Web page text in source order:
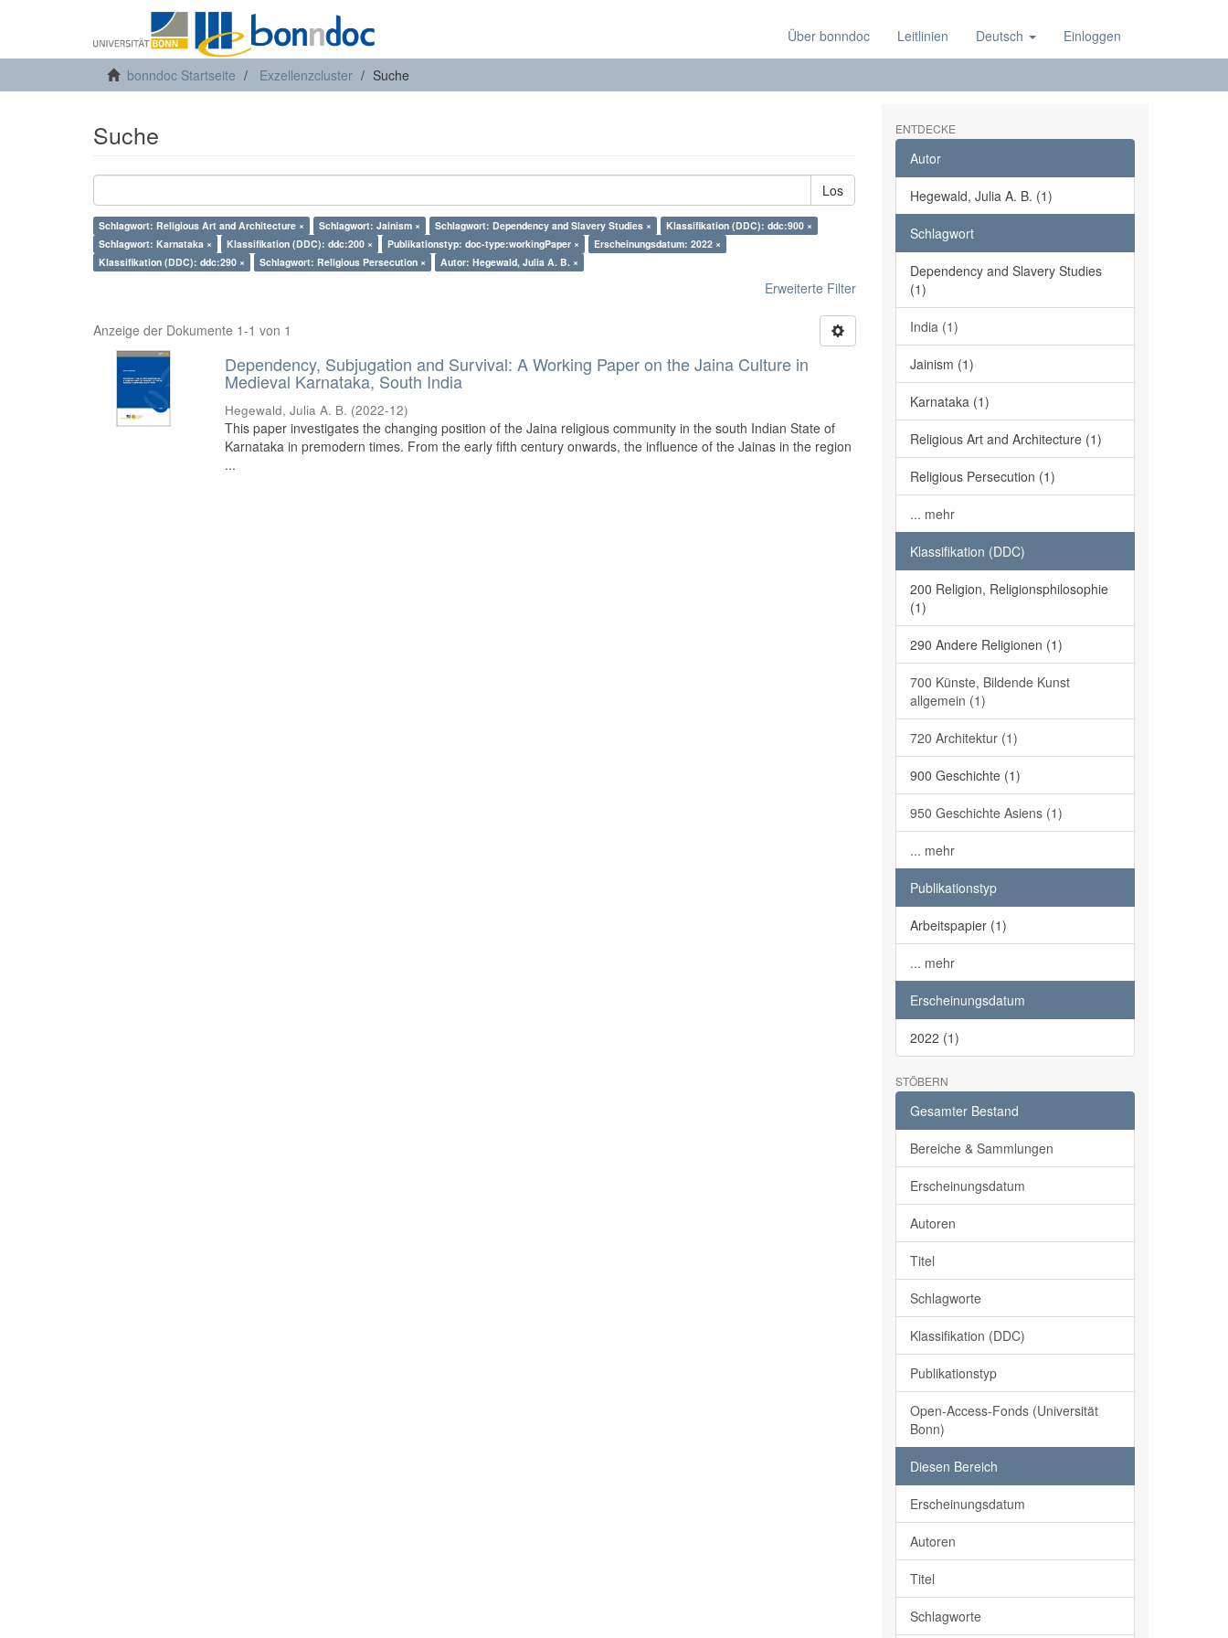
Über bonndoc Leitlinien Deutsch Einloggen
bonndoc Startseite Exzellenzcluster Suche
Suche
Los
Schlagwort: Religious Art and Architecture × Schlagwort: Jainism × Schlagwort: Dependency and Slavery Studies ×
Klassifikation (DDC): ddc:900 ×
Schlagwort: Karnataka ×
Klassifikation (DDC): ddc:200 × Publikationstyp: doc-type:workingPaper ×
Erscheinungsdatum: 2022 ×
Klassifikation (DDC): ddc:290 ×
Schlagwort: Religious Persecution × Autor: Hegewald, Julia A. B. ×
Erweiterte Filter
Anzeige der Dokumente 1-1 von 1
Dependency, Subjugation and Survival: A Working Paper on the Jaina Culture in
Medieval Karnataka, South India
Hegewald, Julia A. B. (2022-12)
This paper investigates the changing position of the Jaina religious community in the south Indian State of
Karnataka in premodern times. From the early fifth century onwards, the influence of the Jainas in the region
...
ENTDECKE
Autor
Hegewald, Julia A. B. (1)
Schlagwort
Dependency and Slavery Studies
(1)
India (1)
Jainism (1)
Karnataka (1)
Religious Art and Architecture (1)
Religious Persecution (1)
... mehr
Klassifikation (DDC)
200 Religion, Religionsphilosophie
(1)
290 Andere Religionen (1)
700 Künste, Bildende Kunst
allgemein (1)
720 Architektur (1)
900 Geschichte (1)
950 Geschichte Asiens (1)
... mehr
Publikationstyp
Arbeitspapier (1)
... mehr
Erscheinungsdatum
2022 (1)
STÖBERN
Gesamter Bestand
Bereiche & Sammlungen
Erscheinungsdatum
Autoren
Titel
Schlagworte
Klassifikation (DDC)
Publikationstyp
Open-Access-Fonds (Universität
Bonn)
Diesen Bereich
Erscheinungsdatum
Autoren
Titel
Schlagworte